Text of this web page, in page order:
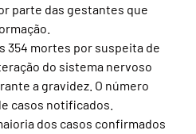
parte das gestantes que
354 mortes por suspeita de
do sistema nervoso
a gravidez. O número
casos notificados.
dos casos confirmados